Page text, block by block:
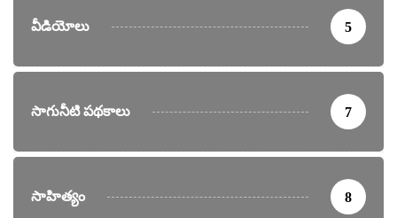
వీడియోలు 5
సాగునీటి పథకాలు 7
సాహిత్యం 8